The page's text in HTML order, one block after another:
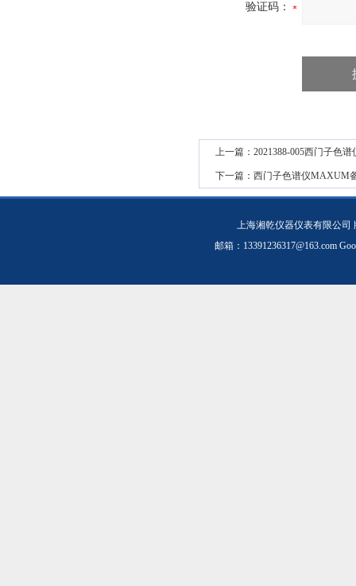
验证码：
上一篇： 2021388-005西门子色
下一篇： 西门子色谱仪MAXUM
上海湘乾仪器仪表有限公司
邮箱： 13391236317@163.com